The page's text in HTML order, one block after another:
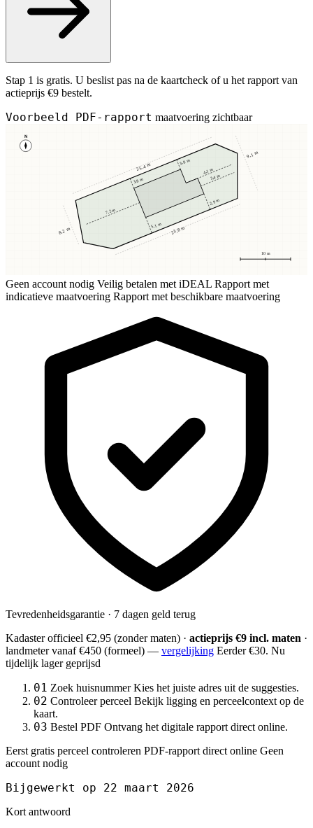
Stap 1 is gratis. U beslist pas na de kaartcheck of u het rapport van
actieprijs €9 bestelt.
Voorbeeld PDF-rapport maatvoering zichtbaar
N
10 m
3,8 m
3,8 m
5,1 m
2,9 m
7,2 m
3,4 m
4,1 m
25,4 m
23,8 m
8,2 m
9,1 m
Geen account nodig Veilig betalen met iDEAL Rapport met
indicatieve maatvoering Rapport met beschikbare maatvoering
Tevredenheidsgarantie · 7 dagen geld terug
Kadaster officieel €2,95 (zonder maten) · actieprijs €9 incl. maten ·
landmetervanaf €450 (formeel) — vergelijking Eerder €30. Nu
tijdelijk lager geprijsd
01 Zoek huisnummer Kies het juiste adres uit de suggesties.
02 Controleer perceel Bekijk ligging en perceelcontext op de
kaart.
03 Bestel PDF Ontvang het digitale rapport direct online.
Eerst gratis perceel controleren PDF-rapport direct online Geen
account nodig
Bijgewerkt op 22 maart 2026
Kort antwoord